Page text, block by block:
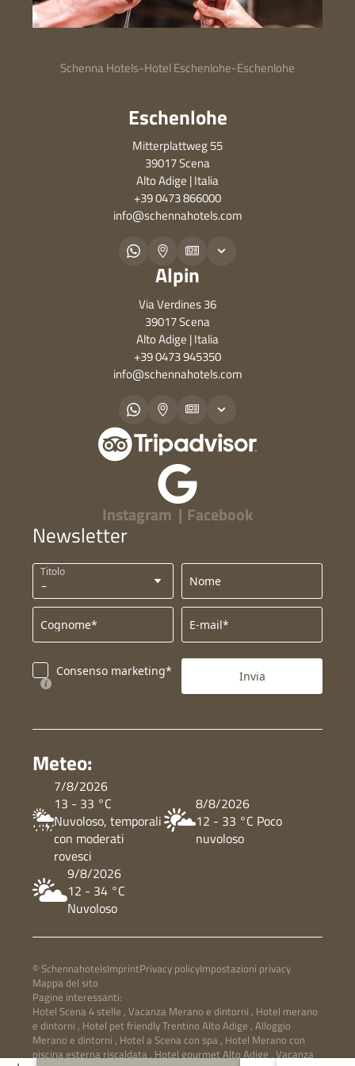
Schenna Hotels-Hotel Eschenlohe-Eschenlohe
Eschenlohe
Mitterplattweg 55
39017 Scena
Alto Adige | Italia
+39 0473 866000
info@schennahotels.com
Alpin
Via Verdines 36
39017 Scena
Alto Adige | Italia
+39 0473 945350
info@schennahotels.com
Instagram | Facebook
Newsletter
Titolo
Nome
Cognome* E-mail*
Consenso marketing* Invia
Meteo:
7/8/2026
13 - 33 °C
Nuvoloso, temporali
con moderati
rovesci
8/8/2026
12 - 33 °C Poco
nuvoloso
9/8/2026
12 - 34 °C
Nuvoloso
© SchennahotelsImprintPrivacy policyImpostazioni privacy
Mappa del sito
Pagine interessanti:
Hotel Scena 4 stelle , Vacanza Merano e dintorni , Hotel merano
e dintorni , Hotel pet friendly Trentino Alto Adige , Alloggio
Merano e dintorni , Hotel a Scena con spa , Hotel Merano con
piscina esterna riscaldata,Hotel gourmet Alto Adige,Vacanza